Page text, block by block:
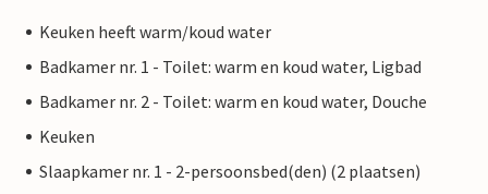
Keuken heeft warm/koud water
Badkamer nr. 1 - Toilet: warm en koud water, Ligbad
Badkamer nr. 2 - Toilet: warm en koud water, Douche
Keuken
Slaapkamer nr. 1 - 2-persoonsbed(den) (2 plaatsen)